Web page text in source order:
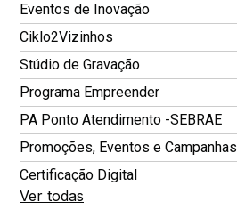
Eventos de Inovação
Ciklo2Vizinhos
Stúdio de Gravação
Programa Empreender
PA Ponto Atendimento -SEBRAE
Promoções, Eventos e Campanhas
Certificação Digital
Ver todas